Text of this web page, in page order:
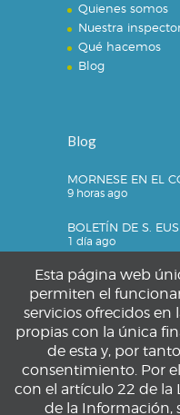
Quienes somos
Nuestra
Qué hacemos
Blog
Blog
MORNESE EN EL
9 horas ago
BOLETÍN DE S.
1 día ago
Privacidad
Política de
Política de
Aviso legal
Esta página web
permiten el
servicios ofrecidos en
propias con la única
de esta y, por
consentimiento. Por
con el artículo 22 de la
de la Información,